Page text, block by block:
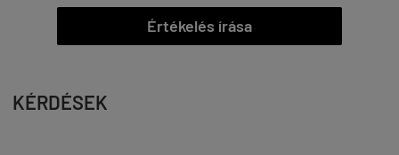
Értékelés írása
KÉRDÉSEK